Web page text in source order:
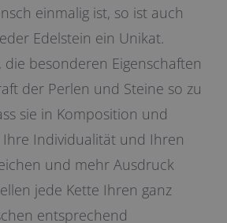
einmalig ist, so ist auch
Edelstein ein Unikat.
die besonderen Eigenschaften
der Perlen und Steine so zu
sie in Komposition und
Ihre Individualität und Ihren
und mehr Ausdruck
jede Kette Ihren ganz
entsprechend